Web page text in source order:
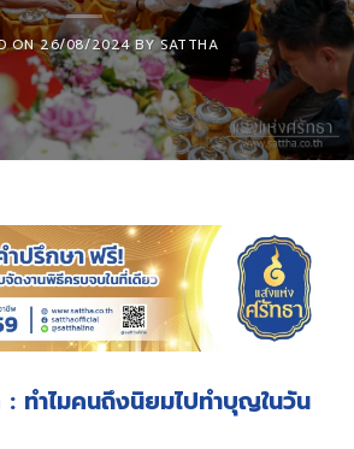
ON26/08/2024BYSATTHA
ทำไมคนถึงนิยมไปทำบุญในวัน